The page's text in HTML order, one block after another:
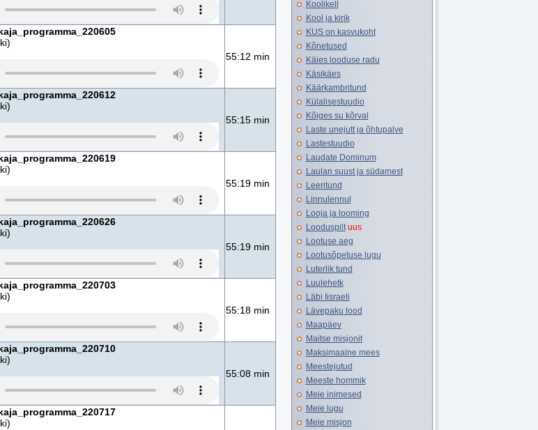
55:12 min
55:15 min
55:19 min
55:19 min
55:18 min
55:08 min
Koolikell
Kool ja kirik
KUS on kasvukoht
Kõnetused
Käies looduse radu
Käsikäes
Käärkambritund
Külalisestuudio
Kõiges su kõrval
Laste unejutt ja õhtupalve
Lastestuudio
Laudate Dominum
Laulan suust ja südamest
Leeritund
Linnulennul
Looja ja looming
Looduspilt uus
Lootuse aeg
Lootusõpetuse lugu
Luterlik tund
Luulehetk
Läbi Iisraeli
Lävepaku lood
Maapäev
Maitse misjonit
Maksimaalne mees
Meestejutud
Meeste hommik
Meie inimesed
Meie lugu
Meie misjon